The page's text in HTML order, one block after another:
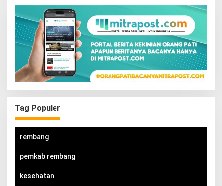
Tag Populer
rembang
pemkab rembang
kesehatan